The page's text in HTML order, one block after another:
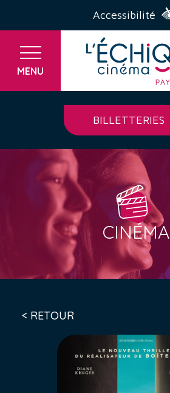
Accessibilité
MENU
BILLETTERIES
CINÉMA